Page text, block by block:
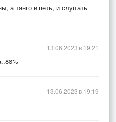
а танго и петь, и слушать
13.06.2023 в 19:21
13.06.2023 в 19:19